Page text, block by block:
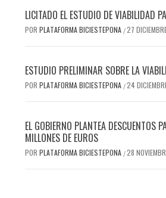
LICITADO EL ESTUDIO DE VIABILIDAD
POR PLATAFORMA BICIESTEPONA /27
ESTUDIO PRELIMINAR SOBRE LA
POR PLATAFORMA BICIESTEPONA /24
EL GOBIERNO PLANTEA DESCUENTOS
MILLONES DE EUROS
POR PLATAFORMA BICIESTEPONA /28